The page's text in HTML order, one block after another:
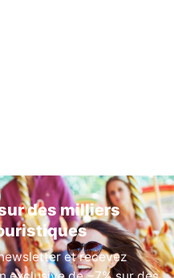
des milliers
et recevez